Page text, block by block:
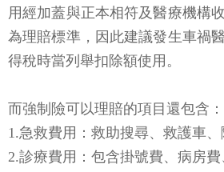
用經加蓋與正本相符及醫療機構
為理賠標準，因此建議發生車禍
得稅時當列舉扣除額使用。
而強制險可以理賠的項目還包含：
1.急救費用：救助搜尋、救護車、
2.診療費用：包含掛號費、病房費